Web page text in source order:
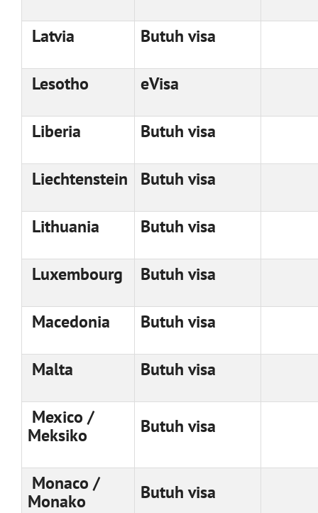
Latvia Butuh visa
Lesotho eVisa
Liberia Butuh visa
Liechtenstein Butuh visa
Lithuania Butuh visa
Luxembourg Butuh visa
Macedonia Butuh visa
Malta Butuh visa
Mexico /
Meksiko
Butuh visa
Monaco /
Monako
Butuh visa